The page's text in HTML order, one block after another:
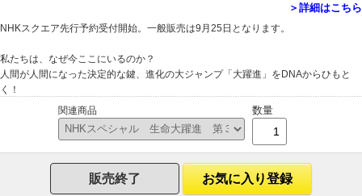
＞詳細はこちら
NHKスクエア先行予約受付開始。一般販売は9月25日となります。
私たちは、なぜ今ここにいるのか？
人間が人間になった決定的な鍵、進化の大ジャンプ「大躍進」をDNAからひもと
く！
関連商品
数量
販売終了 お気に入り登録